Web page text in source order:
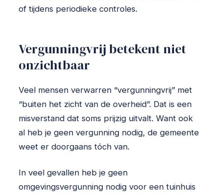
of tijdens periodieke controles.
Vergunningvrij betekent niet
onzichtbaar
Veel mensen verwarren “vergunningvrij” met
“buiten het zicht van de overheid”. Dat is een
misverstand dat soms prijzig uitvalt. Want ook
al heb je geen vergunning nodig, de gemeente
weet er doorgaans tóch van.
In veel gevallen heb je geen
omgevingsvergunning nodig voor een tuinhuis